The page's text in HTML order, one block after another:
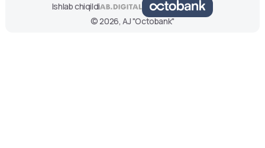
Ishlab chiqildi
© 2026, AJ "Octobank"